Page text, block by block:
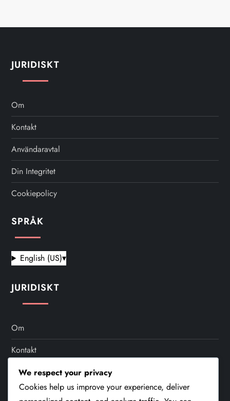
JURIDISKT
Om
Kontakt
Användaravtal
Din Integritet
Cookiepolicy
SPRÅK
English (US)▾
JURIDISKT
Om
Kontakt
Användaravtal
Din Integritet
We respect your privacy
Cookies help us improve your experience, deliver